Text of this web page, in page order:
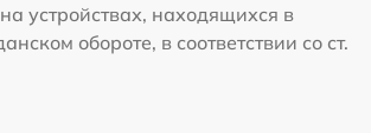
устройствах, находящихся в
обороте, в соответствии со ст.